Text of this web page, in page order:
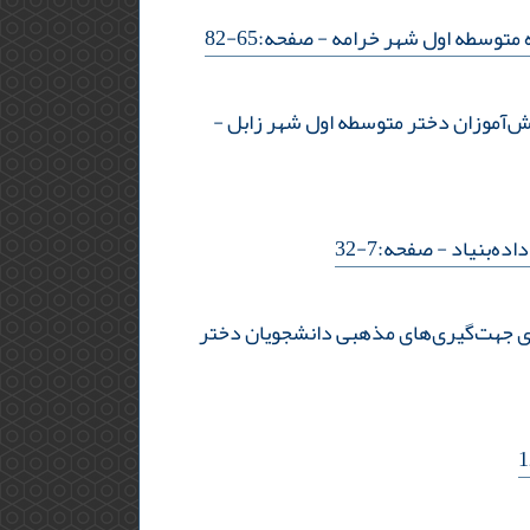
اول شهر خرامه- صفحه:65-82
دختر متوسطه‌ اول شهر زابل-
- صفحه:7-32
جهت‌گیری‌های مذهبی دانشجویان دختر